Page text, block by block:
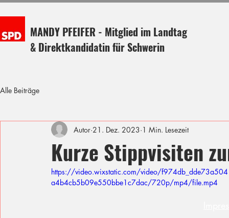
MANDY PFEIFER - Mitglied im Landtag
& Direktkandidatin für Schwerin
Alle Beiträge
Kurze Stippvisiten
Autor 21. Dez. 2023 1 Min. Lesezeit
https://video.wixstatic.com/video/f974db_dde73a504
a4b4cb5b09e550bbe1c7dac/720p/mp4/file.mp4